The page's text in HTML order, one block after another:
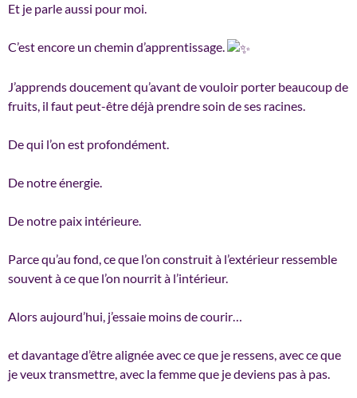
Et je parle aussi pour moi.
C’est encore un chemin d’apprentissage.
J’apprends doucement qu’avant de vouloir porter beaucoup de
fruits, il faut peut-être déjà prendre soin de ses racines.
De qui l’on est profondément.
De notre énergie.
De notre paix intérieure.
Parce qu’au fond, ce que l’on construit à l’extérieur ressemble
souvent à ce que l’on nourrit à l’intérieur.
Alors aujourd’hui, j’essaie moins de courir…
et davantage d’être alignée avec ce que je ressens, avec ce que
je veux transmettre, avec la femme que je deviens pas à pas.